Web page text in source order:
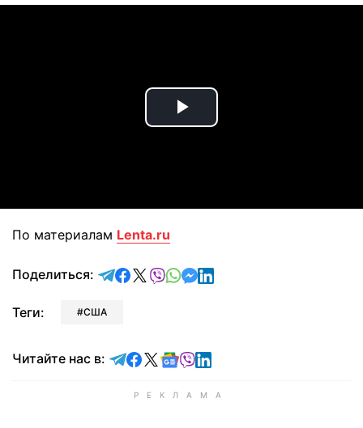
Play
По материалам Lenta.ru
Поделиться: отправить в Telegram
поделиться в Facebook
поделиться в X
отправить в Viber
отправить в Whatsapp
отправить в Messenger
отправить в LinkedIn
Теги: США
Читайте нас в: Читайте в Telegram
Читайте в Facebook
Читайте в X
Читайте в Google news
Читайте в Viber
Читайте в LinkedIn